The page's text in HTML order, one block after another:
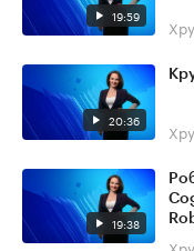
19:59
20:36
19:38